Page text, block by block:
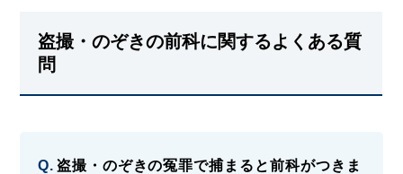
盗撮・のぞきの前科に関するよくある質
問
盗撮・のぞきの冤罪で捕まると前科がつきま